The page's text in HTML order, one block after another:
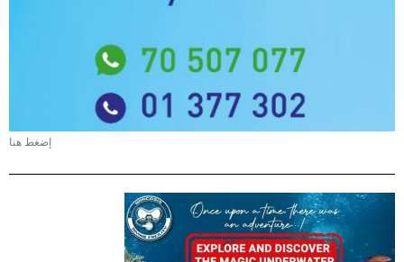
إضغط هنا